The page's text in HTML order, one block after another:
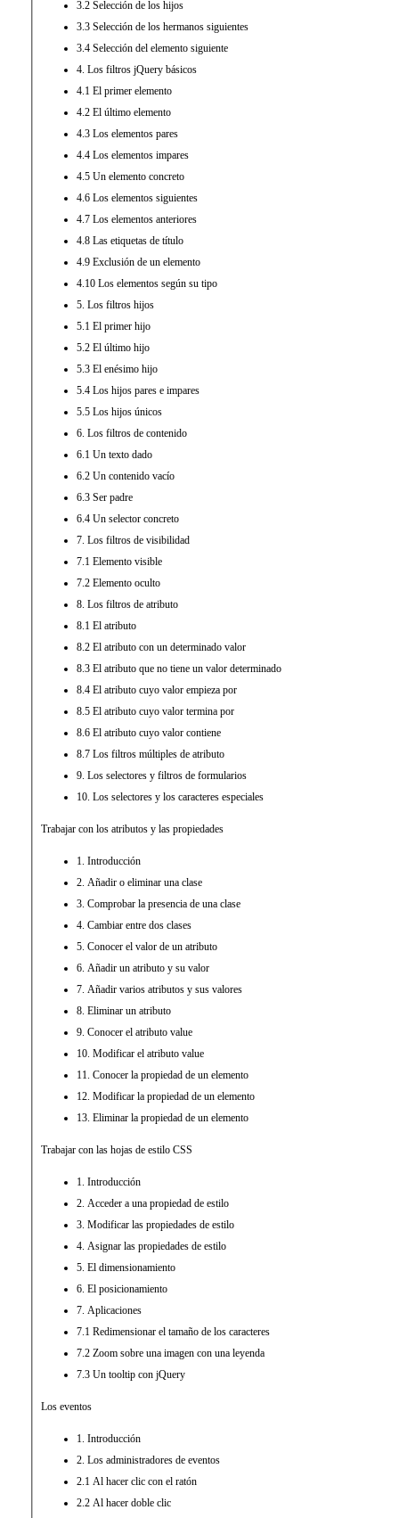
3.2 Selección de los hijos
3.3 Selección de los hermanos siguientes
3.4 Selección del elemento siguiente
4. Los filtros jQuery básicos
4.1 El primer elemento
4.2 El último elemento
4.3 Los elementos pares
4.4 Los elementos impares
4.5 Un elemento concreto
4.6 Los elementos siguientes
4.7 Los elementos anteriores
4.8 Las etiquetas de título
4.9 Exclusión de un elemento
4.10 Los elementos según su tipo
5. Los filtros hijos
5.1 El primer hijo
5.2 El último hijo
5.3 El enésimo hijo
5.4 Los hijos pares e impares
5.5 Los hijos únicos
6. Los filtros de contenido
6.1 Un texto dado
6.2 Un contenido vacío
6.3 Ser padre
6.4 Un selector concreto
7. Los filtros de visibilidad
7.1 Elemento visible
7.2 Elemento oculto
8. Los filtros de atributo
8.1 El atributo
8.2 El atributo con un determinado valor
8.3 El atributo que no tiene un valor determinado
8.4 El atributo cuyo valor empieza por
8.5 El atributo cuyo valor termina por
8.6 El atributo cuyo valor contiene
8.7 Los filtros múltiples de atributo
9. Los selectores y filtros de formularios
10. Los selectores y los caracteres especiales
Trabajar con los atributos y las propiedades
1. Introducción
2. Añadir o eliminar una clase
3. Comprobar la presencia de una clase
4. Cambiar entre dos clases
5. Conocer el valor de un atributo
6. Añadir un atributo y su valor
7. Añadir varios atributos y sus valores
8. Eliminar un atributo
9. Conocer el atributo value
10. Modificar el atributo value
11. Conocer la propiedad de un elemento
12. Modificar la propiedad de un elemento
13. Eliminar la propiedad de un elemento
Trabajar con las hojas de estilo CSS
1. Introducción
2. Acceder a una propiedad de estilo
3. Modificar las propiedades de estilo
4. Asignar las propiedades de estilo
5. El dimensionamiento
6. El posicionamiento
7. Aplicaciones
7.1 Redimensionar el tamaño de los caracteres
7.2 Zoom sobre una imagen con una leyenda
7.3 Un tooltip con jQuery
Los eventos
1. Introducción
2. Los administradores de eventos
2.1 Al hacer clic con el ratón
2.2 Al hacer doble clic